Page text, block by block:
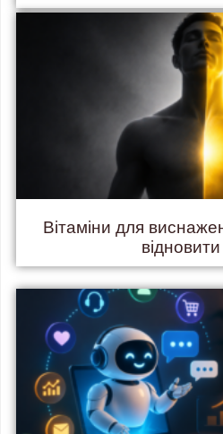
Вітаміни для